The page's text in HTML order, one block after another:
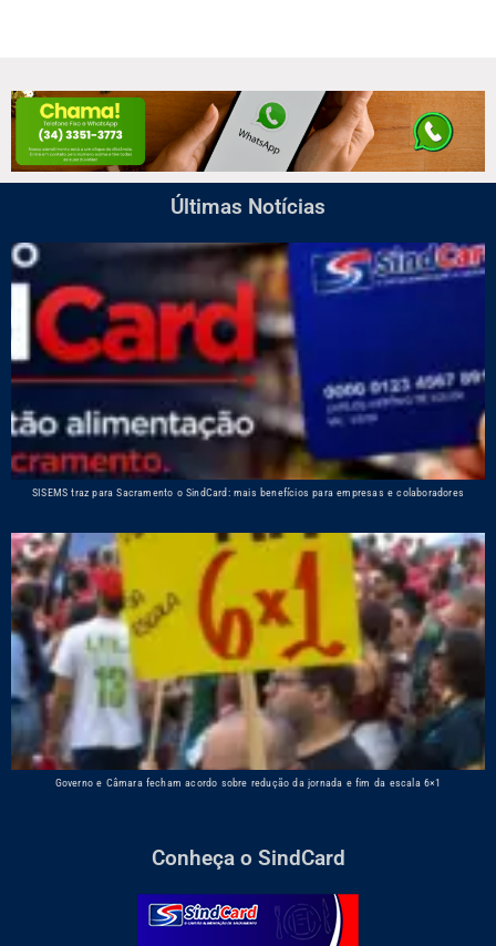
Últimas Notícias
SISEMS traz para Sacramento o SindCard: mais benefícios para empresas e colaboradores
Governo e Câmara fecham acordo sobre redução da jornada e fim da escala 6×1
Conheça o SindCard